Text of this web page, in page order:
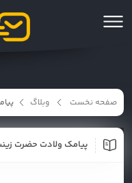
صفحه نخست وبلاگ
پیامک ولادت حضرت